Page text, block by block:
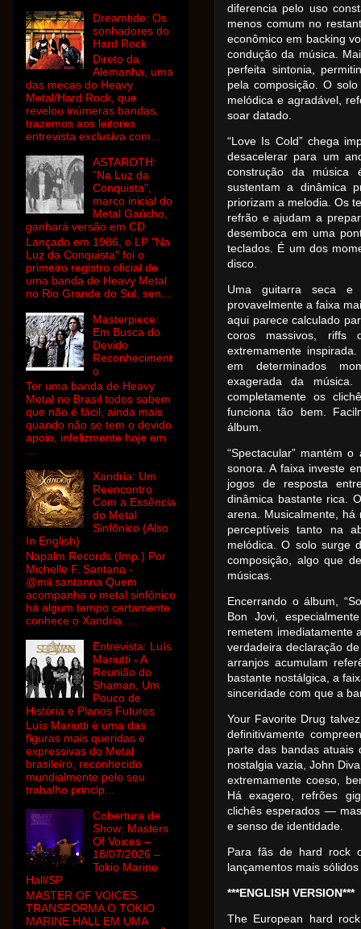
diferencia pelo uso
menos comum no
econômico em backing
condução da música.
perfeita sintonia,
pela composição. O
melódica e agradável,
soar datado.
“Love Is Cold” chega
desacelerar para um
construção da música
sustentam a dinâmica
priorizam a melodia. Os
refrão e ajudam a
desemboca em uma
teclados. É um dos
disco.
Uma guitarra seca e
provavelmente a faixa
aqui parece calculado
coros massivos, riffs
extremamente
em determinados
exagerada da
completamente os
funciona tão bem.
álbum.
“Spectacular” mantém
sonora. A faixa investe
jogos de resposta
dinâmica bastante rica.
arena. Musicalmente,
perceptíveis tanto na
melódica. O solo surge
composição, algo que
músicas.
Encerrando o álbum,
Bon Jovi,
remetem imediatamente
verdadeira declaração
arranjos acumulam
bastante nostálgica, a
sinceridade com que a
Your Favorite Drug
definitivamente
parte das bandas atuais
nostalgia vazia, John
extremamente coeso,
Há exagero, refrões
clichês esperados —
e senso de identidade.
Para fãs de hard rock
lançamentos mais
***ENGLISH VERSION***
The European hard
Dreamtide: Os
sonhadores do
Hard Rock
Direto da
Alemanha, uma
das mecas do Heavy
Metal/Hard Rock, que
revelou inúmeras bandas,
trazemos aos leitores
entrevista exclusiva com...
ASTAROTH:
"Na Luz da
Conquista",
marco inicial do
Metal Gaúcho,
ganhará versão em CD
Lançado em 1986, o LP "Na
Luz da Conquista" foi o
primeiro registro oficial de
uma banda de Heavy Metal
no Rio Grande do Sul, sen...
Masterpiece:
Em Busca do
Devido
Reconheciment
o
Ter uma banda de Heavy
Metal no Brasil todos sabem
que não é fácil, ainda mais
quando não se tem o devido
apoio, infelizmente hoje em
Xandria: Um
Reencontro
Com a Essência
do Metal
Sinfônico (Also
In English)
Napalm Records (Imp.) Por
Michelle F. Santana -
@mii.santanna Quem
acompanha o metal sinfônico
há algum tempo certamente
conhece o Xandria. ...
Entrevista: Luís
Mariutti - A
Reunião do
Shaman, Um
Pouco de
História e Planos Futuros
Luís Mariutti é uma das
figuras mais queridas e
expressivas do Metal
brasileiro, reconhecido
mundialmente pelo seu
trabalho princip...
Cobertura de
Show: Masters
Of Voices –
18/07/2026 –
Tokio Marine
Hall/SP
MASTER OF VOICES
TRANSFORMA O TOKIO
MARINE HALL EM UMA